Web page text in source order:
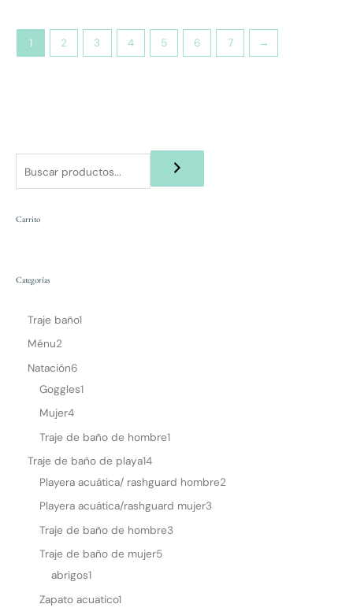
Carrito
Categorías
Traje baño1
Ménu2
Natación6
Goggles1
Mujer4
Traje de baño de hombre1
Traje de baño de playa14
Playera acuática/ rashguard hombre2
Playera acuática/rashguard mujer3
Traje de baño de hombre3
Traje de baño de mujer5
abrigos1
Zapato acuatico1
de
producto
1 2 3 4 5 6 7 →